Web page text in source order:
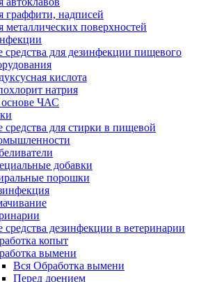
граффити, надписей
металлических поверхностей
средства для дезинфекции пищевого
кислота
натрия
ЧАС
средства для стирки в пищевой
добавки
порошки
средства дезинфекции в ветеринарии
копыт
вымени
Вся Обработка вымени
Перед доением